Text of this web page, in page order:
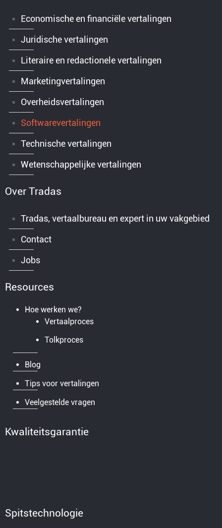
Economische en financiële vertalingen
Juridische vertalingen
Literaire en redactionele vertalingen
Marketingvertalingen
Overheidsvertalingen
Softwarevertalingen
Technische vertalingen
Wetenschappelijke vertalingen
Over Tradas
Tradas, vertaalbureau en expert in uw vakgebied
Contact
Jobs
Resources
Hoe werken we?
Vertaalproces
Tolkproces
Blog
Tips voor vertalingen
Veelgestelde vragen
Kwaliteitsgarantie
Spitstechnologie